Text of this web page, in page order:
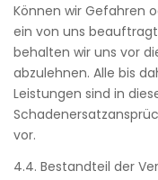
Können wir Gefahren
ein von uns
behalten wir uns vor
abzulehnen. Alle bis
Leistungen sind in
vor.
4.4. Bestandteil der